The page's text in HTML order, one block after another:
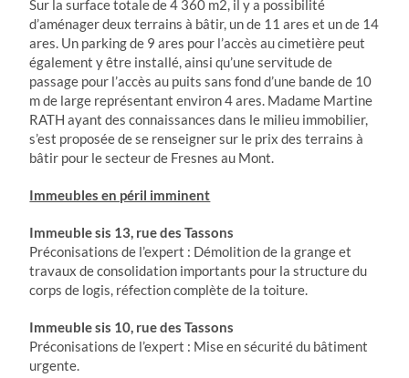
Sur la surface totale de 4 360 m2, il y a possibilité
d’aménager deux terrains à bâtir, un de 11 ares et un de 14
ares. Un parking de 9 ares pour l’accès au cimetière peut
également y être installé, ainsi qu’une servitude de
passage pour l’accès au puits sans fond d’une bande de 10
m de large représentant environ 4 ares. Madame Martine
RATH ayant des connaissances dans le milieu immobilier,
s’est proposée de se renseigner sur le prix des terrains à
bâtir pour le secteur de Fresnes au Mont.
Immeubles en péril imminent
Immeuble sis 13, rue des Tassons
Préconisations de l’expert : Démolition de la grange et
travaux de consolidation importants pour la structure du
corps de logis, réfection complète de la toiture.
Immeuble sis 10, rue des Tassons
Préconisations de l’expert : Mise en sécurité du bâtiment
urgente.